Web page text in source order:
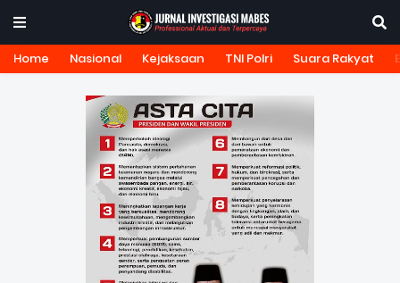
Home Nasional Kejaksaan TNI Polri Suara Rakyat